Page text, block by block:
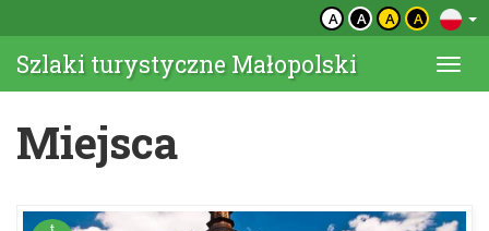
A A A A
Szlaki turystyczne Małopolski
Miejsca